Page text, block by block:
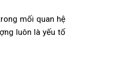
mối quan hệ
luôn là yếu tố